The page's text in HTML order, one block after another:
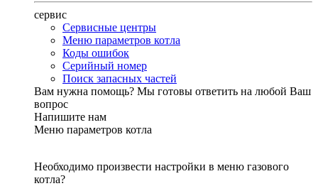
сервис
Сервисные центры
Меню параметров котла
Коды ошибок
Серийный номер
Поиск запасных частей
Вам нужна помощь? Мы готовы ответить на любой Ваш
вопрос
Напишите нам
Меню параметров котла
Необходимо произвести настройки в меню газового
котла?